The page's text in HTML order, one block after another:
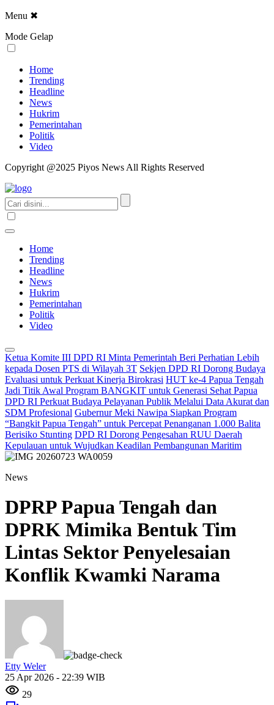
Menu ✖
Mode Gelap
Home
Trending
Headline
News
Hukrim
Pemerintahan
Politik
Video
Copyright @2025 Piyos News All Rights Reserved
Home
Trending
Headline
News
Hukrim
Pemerintahan
Politik
Video
Ketua Komite III DPD RI Minta Pemerintah Beri Perhatian Lebih
kepada Dosen PTS di Wilayah 3T Sekjen DPD RI Dorong Budaya
Evaluasi untuk Perkuat Kinerja Birokrasi HUT ke-4 Papua Tengah
Jadi Titik Awal Program BANGKIT untuk Generasi Sehat Papua
DPD RI Perkuat Budaya Pelayanan Publik Melalui Data Akurat dan
SDM Profesional Gubernur Meki Nawipa Siapkan Program
“Bangkit Papua Tengah” untuk Percepat Penanganan 1.000 Balita
Berisiko Stunting DPD RI Dorong Pengesahan RUU Daerah
Kepulauan untuk Wujudkan Keadilan Pembangunan Maritim
News
DPRP Papua Tengah dan
DPRK Mimika Bentuk Tim
Lintas Sektor Penyelesaian
Konflik Kwamki Narama
Etty Weler
25 Apr 2026 - 22:39 WIB
29